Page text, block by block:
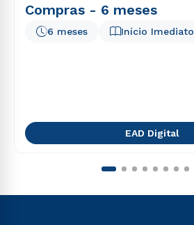
Compras - 6 meses
Início Imediato
6 meses
EAD Digital